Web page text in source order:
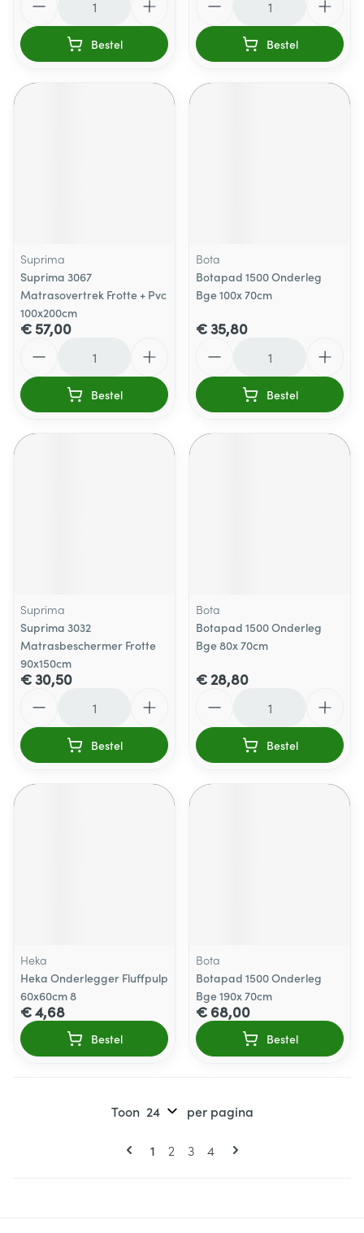
Bestel Bestel
Suprima
Suprima 3067
Matrasovertrek Frotte + Pvc
100x200cm
€ 57,00
Bestel
Bota
Botapad 1500 Onderleg
Bge 100x 70cm
€ 35,80
Bestel
Suprima
Suprima 3032
Matrasbeschermer Frotte
90x150cm
€ 30,50
Bestel
Bota
Botapad 1500 Onderleg
Bge 80x 70cm
€ 28,80
Bestel
Heka
Heka Onderlegger Fluffpulp
60x60cm 8
€ 4,68
Bestel
Bota
Botapad 1500 Onderleg
Bge 190x 70cm
€ 68,00
Bestel
Pagina's
U lees momenteel pagina
1 Pagina
2 Pagina
3 Pagina
4
Toon per pagina